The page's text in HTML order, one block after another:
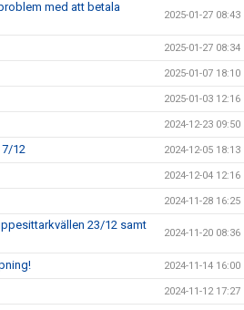
med att betala
2025-01-27 08:43
2025-01-27 08:34
2025-01-07 18:10
2025-01-03 12:16
2024-12-23 09:50
12 2024-12-05 18:13
2024-12-04 12:16
2024-11-28 16:25
23/12 samt
2024-11-20 08:36
2024-11-14 16:00
2024-11-12 17:27